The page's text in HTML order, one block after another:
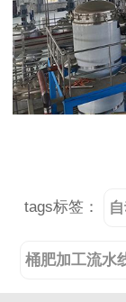
tags标签：
桶肥加工流水